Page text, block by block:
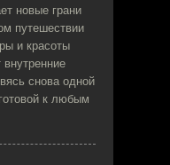
новые грани
путешествии
и красоты
снова одной
к любым